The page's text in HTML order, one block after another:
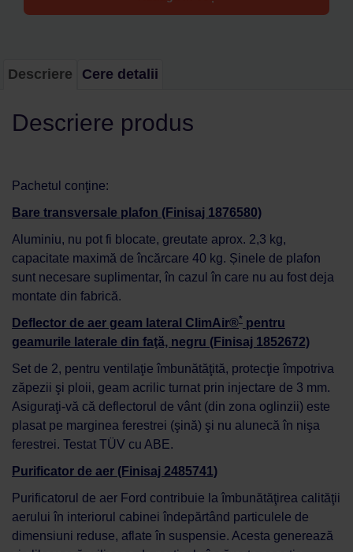
Descriere Cere detalii
Descriere produs
Pachetul conţine:
Bare transversale plafon (Finisaj 1876580)
Aluminiu, nu pot fi blocate, greutate aprox. 2,3 kg,
capacitate maximă de încărcare 40 kg. Șinele de plafon
sunt necesare suplimentar, în cazul în care nu au fost deja
montate din fabrică.
Deflector de aer geam lateral ClimAir®* pentru
geamurile laterale din faţă, negru (Finisaj 1852672)
Set de 2, pentru ventilaţie îmbunătăţită, protecţie împotriva
zăpezii şi ploii, geam acrilic turnat prin injectare de 3 mm.
Asiguraţi-vă că deflectorul de vânt (din zona oglinzii) este
plasat pe marginea ferestrei (şină) şi nu alunecă în nişa
ferestrei. Testat TÜV cu ABE.
Purificator de aer (Finisaj 2485741)
Purificatorul de aer Ford contribuie la îmbunătăţirea calităţii
aerului în interiorul cabinei îndepărtând particulele de
dimensiuni reduse, aflate în suspensie. Acesta generează